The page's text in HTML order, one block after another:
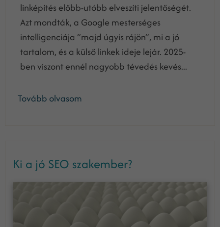
linképítés előbb-utóbb elveszíti jelentőségét.
Azt mondták, a Google mesterséges
intelligenciája “majd úgyis rájön”, mi a jó
tartalom, és a külső linkek ideje lejár. 2025-
ben viszont ennél nagyobb tévedés kevés...
Tovább olvasom
Ki a jó SEO szakember?